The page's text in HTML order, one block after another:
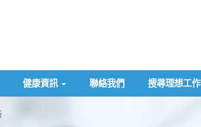
健康資訊 聯絡我們 搜尋理想工作